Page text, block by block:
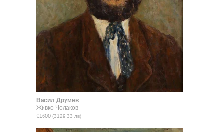
Васил Друмев
Живко Чолаков
€1600 (3129,33 лв)